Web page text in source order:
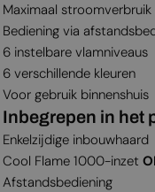
Maximaal
Bediening via
6 instelbare vlamniveaus
6 verschillende kleuren
Voor gebruik binnenshuis
Inbegrepen in het
Enkelzijdige inbouwhaard
Cool Flame 1000-inzet
Afstandsbediening